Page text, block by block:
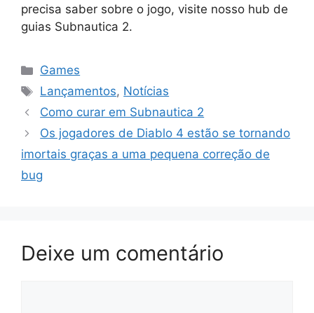
precisa saber sobre o jogo, visite nosso hub de
guias Subnautica 2.
Categorias
Games
Tags
Lançamentos, Notícias
Como curar em Subnautica 2
Os jogadores de Diablo 4 estão se tornando
imortais graças a uma pequena correção de
bug
Deixe um comentário